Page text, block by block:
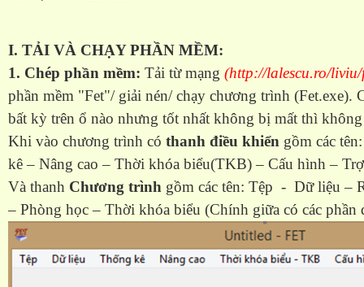
I. TẢI VÀ CHẠY PHẦN MỀM:
1. Chép phần mềm: Tải từ mạng (http://lalescu.ro/
phần mềm "Fet"/ giải nén/ chạy chương trình (Fet.exe).
bất kỳ trên ổ nào nhưng tốt nhất không bị mất thì
Khi vào chương trình có thanh điều khiển gồm các
kê – Nâng cao – Thời khóa biểu(TKB) – Cấu hình –
Và thanh Chương trình gồm các tên: Tệp - Dữ liệu –
– Phòng học – Thời khóa biểu (Chính giữa có các phần